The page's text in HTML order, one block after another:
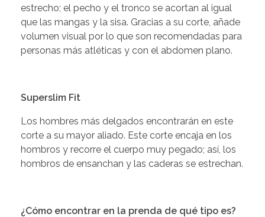
estrecho; el pecho y el tronco se acortan al igual
que las mangas y la sisa. Gracias a su corte, añade
volumen visual por lo que son recomendadas para
personas más atléticas y con el abdomen plano.
Superslim Fit
Los hombres más delgados encontrarán en este
corte a su mayor aliado. Este corte encaja en los
hombros y recorre el cuerpo muy pegado; así, los
hombros de ensanchan y las caderas se estrechan.
¿Cómo encontrar en la prenda de qué tipo es?